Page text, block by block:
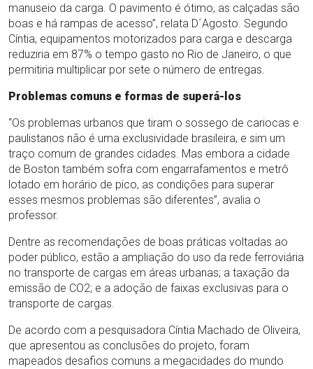
manuseio da carga. O pavimento é ótimo, as calçadas são
boas e há rampas de acesso”, relata D´Agosto. Segundo
Cíntia, equipamentos motorizados para carga e descarga
reduziria em 87% o tempo gasto no Rio de Janeiro, o que
permitiria multiplicar por sete o número de entregas.
Problemas comuns e formas de superá-los
“Os problemas urbanos que tiram o sossego de cariocas e
paulistanos não é uma exclusividade brasileira, e sim um
traço comum de grandes cidades. Mas embora a cidade
de Boston também sofra com engarrafamentos e metrô
lotado em horário de pico, as condições para superar
esses mesmos problemas são diferentes”, avalia o
professor.
Dentre as recomendações de boas práticas voltadas ao
poder público, estão a ampliação do uso da rede ferroviária
no transporte de cargas em áreas urbanas; a taxação da
emissão de CO2; e a adoção de faixas exclusivas para o
transporte de cargas.
De acordo com a pesquisadora Cíntia Machado de Oliveira,
que apresentou as conclusões do projeto, foram
mapeados desafios comuns a megacidades do mundo